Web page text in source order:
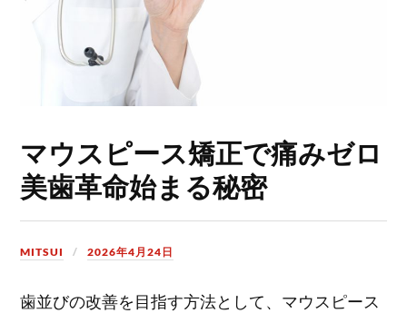
マウスピース矯正で痛みゼロ
美歯革命始まる秘密
MITSUI 2026年4月24日
歯並びの改善を目指す方法として、マウスピース